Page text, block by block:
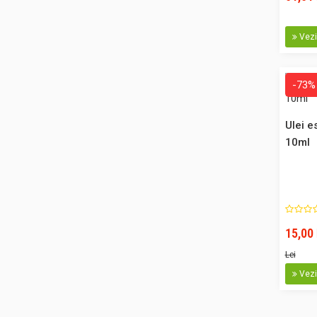
Vezi
-73%
Ulei
10ml
15,00
Lei
Vezi